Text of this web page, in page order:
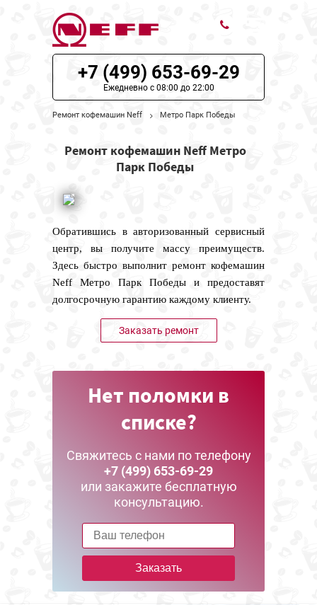
ЦЕНЫ НА РЕМОНТ
НАШИ КОНТАКТЫ
+7 (499) 653-69-29
Ежедневно с 08:00 до 22:00
Ремонт кофемашин Neff Метро Парк Победы
Ремонт кофемашин Neff Метро
Парк Победы
Обратившись в авторизованный сервисный
центр, вы получите массу преимуществ.
Здесь быстро выполнит ремонт кофемашин
Neff Метро Парк Победы и предоставят
долгосрочную гарантию каждому клиенту.
Заказать ремонт
Нет поломки в
списке?
Свяжитесь с нами по телефону
+7 (499) 653-69-29
или закажите бесплатную
консультацию.
Заказать